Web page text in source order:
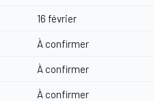
16 février
À confirmer
À confirmer
À confirmer